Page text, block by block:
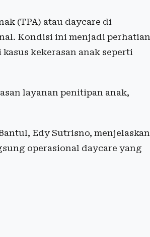
(TPA) atau daycare di
Kondisi ini menjadi perhatian
kekerasan anak seperti
layanan penitipan anak,
Edy Sutrisno, menjelaskan
operasional daycare yang